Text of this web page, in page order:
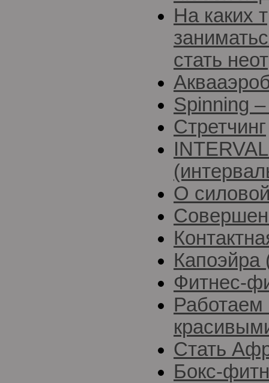
На каких
стать
Spinning
Стретчинг
О
Капоэйра
Фитнес-
Работаем
Стать
Бокс-